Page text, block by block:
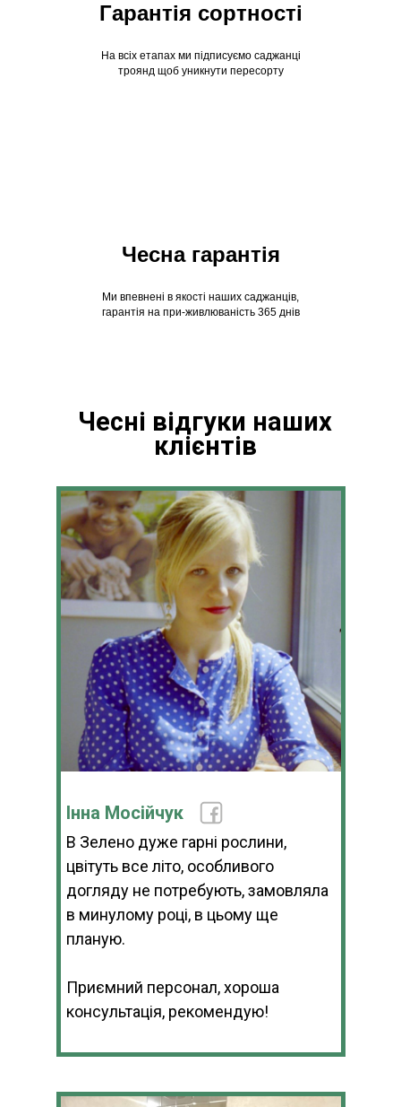
На всіх етапах ми підписуємо саджанці
троянд щоб уникнути пересорту
Ми впевнені в якості наших саджанців,
гарантія на при-живлюваність 365 днів
Гарантія сортності
Чесна гарантія
Чесні відгуки наших
клієнтів
Інна Мосійчук
В Зелено дуже гарні рослини,
цвітуть все літо, особливого
догляду не потребують, замовляла
в минулому році, в цьому ще
планую.
Приємний персонал, хороша
консультація, рекомендую!